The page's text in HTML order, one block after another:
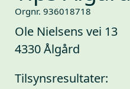
Orgnr. 936018718
Ole Nielsens vei 13
4330 Ålgård
Tilsynsresultater: